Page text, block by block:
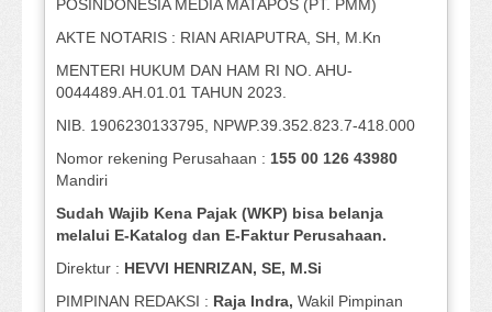
POSINDONESIA MEDIA MATAPOS (PT. PMM)
AKTE NOTARIS : RIAN ARIAPUTRA, SH, M.Kn
MENTERI HUKUM DAN HAM RI NO. AHU-
0044489.AH.01.01 TAHUN 2023.
NIB. 1906230133795, NPWP.39.352.823.7-418.000
Nomor rekening Perusahaan : 155 00 126 43980
Mandiri
Sudah Wajib Kena Pajak (WKP) bisa belanja
melalui E-Katalog dan E-Faktur Perusahaan.
Direktur : HEVVI HENRIZAN, SE, M.Si
PIMPINAN REDAKSI : Raja Indra, Wakil Pimpinan